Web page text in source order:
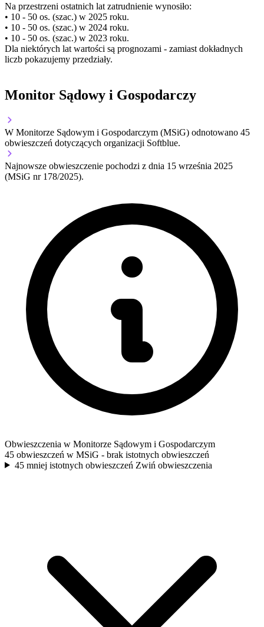
Na przestrzeni ostatnich lat zatrudnienie wynosiło:
• 10 - 50 os. (szac.) w 2025 roku.
• 10 - 50 os. (szac.) w 2024 roku.
• 10 - 50 os. (szac.) w 2023 roku.
Dla niektórych lat wartości są prognozami - zamiast dokładnych
liczb pokazujemy przedziały.
Monitor Sądowy i Gospodarczy
W Monitorze Sądowym i Gospodarczym (MSiG) odnotowano 45
obwieszczeń dotyczących organizacji Softblue.
Najnowsze obwieszczenie pochodzi z dnia 15 września 2025
(MSiG nr 178/2025).
Obwieszczenia w Monitorze Sądowym i Gospodarczym
45 obwieszczeń w MSiG - brak istotnych obwieszczeń
45 mniej istotnych obwieszczeń Zwiń obwieszczenia